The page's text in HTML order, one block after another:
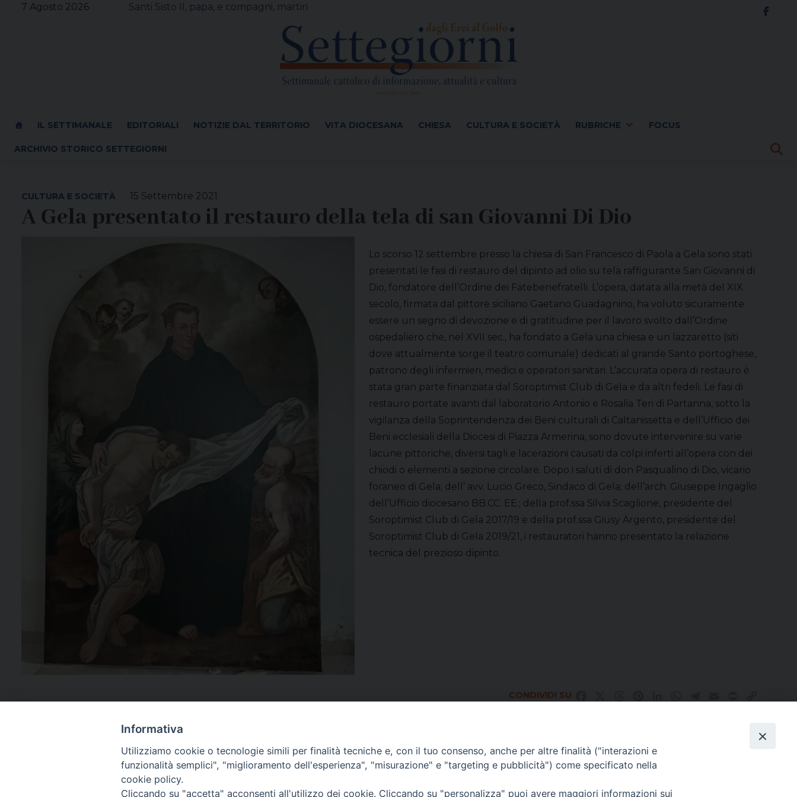
7 Agosto 2026 Santi Sisto II, papa, e compagni, martiri
IL SETTIMANALE EDITORIALI NOTIZIE DAL TERRITORIO VITA DIOCESANA CHIESA CULTURA E SOCIETÀ RUBRICHE FOCUS
ARCHIVIO STORICO SETTEGIORNI
15 Settembre 2021
CULTURA E SOCIETÀ
A Gela presentato il restauro della tela di san Giovanni Di Dio
Lo scorso 12 settembre presso la chiesa di San Francesco di Paola a Gela sono stati
presentati le fasi di restauro del dipinto ad olio su tela raffigurante San Giovanni di
Dio, fondatore dell’Ordine dei Fatebenefratelli. L’opera, datata alla metà del XIX
secolo, firmata dal pittore siciliano Gaetano Guadagnino, ha voluto sicuramente
essere un segno di devozione e di gratitudine per il lavoro svolto dall’Ordine
ospedaliero che, nel XVII sec., ha fondato a Gela una chiesa e un lazzaretto (siti
dove attualmente sorge il teatro comunale) dedicati al grande Santo portoghese,
patrono degli infermieri, medici e operatori sanitari. L’accurata opera di restauro è
stata gran parte finanziata dal Soroptimist Club di Gela e da altri fedeli. Le fasi di
restauro portate avanti dal laboratorio Antonio e Rosalia Teri di Partanna, sotto la
vigilanza della Soprintendenza dei Beni culturali di Caltanissetta e dell’Ufficio dei
Beni ecclesiali della Diocesi di Piazza Armerina, sono dovute intervenire su varie
lacune pittoriche, diversi tagli e lacerazioni causati da colpi inferti all’opera con dei
chiodi o elementi a sezione circolare. Dopo i saluti di don Pasqualino di Dio, vicario
foraneo di Gela; dell’ avv. Lucio Greco, Sindaco di Gela; dell’arch. Giuseppe Ingaglio
dell’Ufficio diocesano BB.CC. EE.; della prof.ssa Silvia Scaglione, presidente del
Soroptimist Club di Gela 2017/19 e della prof.ssa Giusy Argento, presidente del
Soroptimist Club di Gela 2019/21, i restauratori hanno presentato la relazione
tecnica del prezioso dipinto.
CONDIVIDI SU
Direttore Responsabile Giuseppe Rabita
Direttore Amministrativo Salvatore Bruno
Via Cammarata, 21 – Piazza Armerina
Informativa
Utilizziamo cookie o tecnologie simili per finalità tecniche e, con il tuo consenso, anche per altre finalità ("interazioni e
funzionalità semplici", "miglioramento dell'esperienza", "misurazione" e "targeting e pubblicità") come specificato nella
cookie policy.
Cliccando su "accetta" acconsenti all'utilizzo dei cookie. Cliccando su "personalizza" puoi avere maggiori informazioni sui